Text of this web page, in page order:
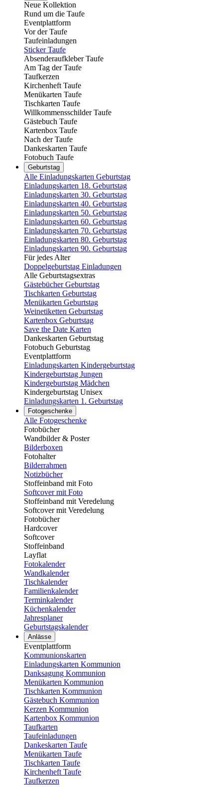
Neue Kollektion
Rund um die Taufe
Eventplattform
Vor der Taufe
Taufeinladungen
Sticker Taufe
Absenderaufkleber Taufe
Am Tag der Taufe
Taufkerzen
Kirchenheft Taufe
Menükarten Taufe
Tischkarten Taufe
Willkommensschilder Taufe
Gästebuch Taufe
Kartenbox Taufe
Nach der Taufe
Dankeskarten Taufe
Fotobuch Taufe
Geburtstag
Alle Einladungskarten Geburtstag
Einladungskarten 18. Geburtstag
Einladungskarten 30. Geburtstag
Einladungskarten 40. Geburtstag
Einladungskarten 50. Geburtstag
Einladungskarten 60. Geburtstag
Einladungskarten 70. Geburtstag
Einladungskarten 80. Geburtstag
Einladungskarten 90. Geburtstag
Für jedes Alter
Doppelgeburtstag Einladungen
Alle Geburtstagsextras
Gästebücher Geburtstag
Tischkarten Geburtstag
Menükarten Geburtstag
Weinetiketten Geburtstag
Kartenbox Geburtstag
Save the Date Karten
Dankeskarten Geburtstag
Fotobuch Geburtstag
Eventplattform
Einladungskarten Kindergeburtstag
Kindergeburtstag Jungen
Kindergeburtstag Mädchen
Kindergeburtstag Unisex
Einladungskarten 1. Geburtstag
Fotogeschenke
Alle Fotogeschenke
Fotobücher
Wandbilder & Poster
Bilderboxen
Fotohalter
Bilderrahmen
Notizbücher
Stoffeinband mit Foto
Softcover mit Foto
Stoffeinband mit Veredelung
Softcover mit Veredelung
Fotobücher
Hardcover
Softcover
Stoffeinband
Layflat
Fotokalender
Wandkalender
Tischkalender
Familienkalender
Terminkalender
Küchenkalender
Jahresplaner
Geburtstagskalender
Anlässe
Eventplattform
Kommunionskarten
Einladungskarten Kommunion
Danksagung Kommunion
Menükarten Kommunion
Tischkarten Kommunion
Gästebuch Kommunion
Kerzen Kommunion
Kartenbox Kommunion
Taufkarten
Taufeinladungen
Dankeskarten Taufe
Menükarten Taufe
Tischkarten Taufe
Kirchenheft Taufe
Taufkerzen